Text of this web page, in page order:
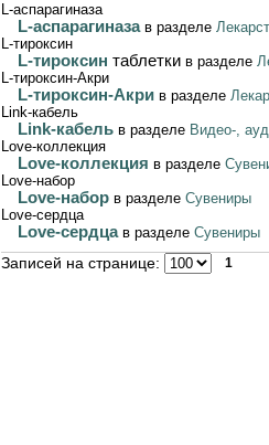
L-аспарагиназа
L-аспарагиназа в разделе
L-тироксин
L-тироксин таблетки в разделе
L-тироксин-Акри
L-тироксин-Акри в разделе
Link-кабель
Link-кабель в разделе Видео-,
Love-коллекция
Love-коллекция в разделе
Love-набор
Love-набор в разделе Сувениры
Love-сердца
Love-сердца в разделе Сувениры
Записей на странице: 1